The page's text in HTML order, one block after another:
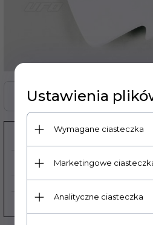
Zasoby dotyczące
EAN:
PRODUCENT:
Ustawienia
Wymagane ciasteczka
Marketingowe
Analityczne ciasteczka